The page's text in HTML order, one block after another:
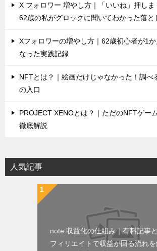
シ
ン
X フォロワー 増やし方｜「いいね」押しま
62歳の私がグロックに聞いてわかった落と
Xフォロワーの増やし方｜62歳初心者が1
なった実践記録
NFTとは？｜絵画だけじゃなかった！調べ
の入口
PROJECT XENOとは？｜ただのNFTゲー
徹底解説
人気記事
note 収益化の仕組み｜有料記事
フィリエイトで収益が回る流れを